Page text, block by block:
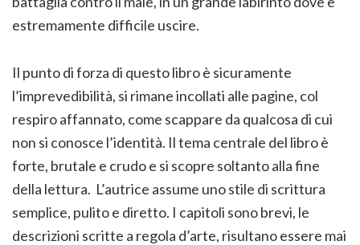
estremamente difficile uscire.
Il punto di forza di questo libro è sicuramente
l’imprevedibilità, si rimane incollati alle pagine, col
respiro affannato, come scappare da qualcosa di cui
non si conosce l’identità. Il tema centrale del libro è
forte, brutale e crudo e si scopre soltanto alla fine
della lettura. L’autrice assume uno stile di scrittura
semplice, pulito e diretto. I capitoli sono brevi, le
descrizioni scritte a regola d’arte, risultano essere mai